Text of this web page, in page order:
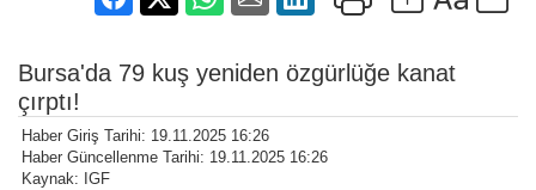
Bursa'da 79 kuş yeniden özgürlüğe kanat
çırptı!
Haber Giriş Tarihi: 19.11.2025 16:26
Haber Güncellenme Tarihi: 19.11.2025 16:26
Kaynak: IGF